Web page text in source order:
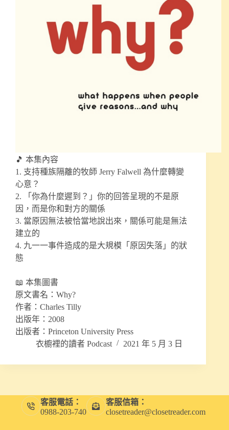
🎵 本集內容
1. 支持種族隔離的牧師 Jerry Falwell 為什麼轉變
心意？
2. 「你為什麼遲到？」你的回答呈現的不是原
因，而是你和對方的關係
3. 當原因無法被恰當地說出來，關係可能是無法
建立的
4. 九一一事件造成的是大規模「原因失落」的狀
態
📖 本集圖書
原文書名：Why?
作者：Charles Tilly
出版年：2008
出版者：Princeton University Press
衣櫥裡的讀者 Podcast
2021 年 5 月 3 日
客服電話：
0988-203-740
客服信箱：
closetreader@closetreader.com